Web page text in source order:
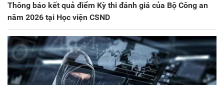
Thông báo kết quả điểm Kỳ thi đánh giá của Bộ Công an
năm 2026 tại Học viện CSND